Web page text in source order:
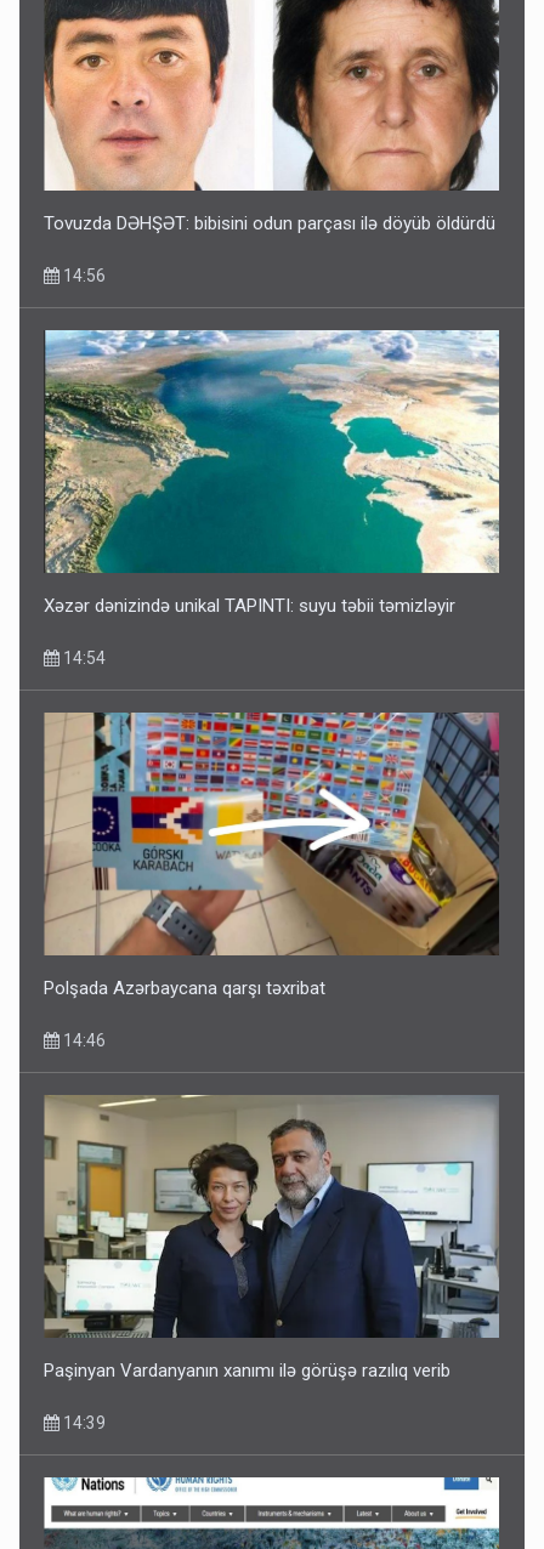
Tovuzda DƏHŞƏT: bibisini odun parçası ilə döyüb öldürdü
14:56
Xəzər dənizində unikal TAPINTI: suyu təbii təmizləyir
14:54
Polşada Azərbaycana qarşı təxribat
14:46
Paşinyan Vardanyanın xanımı ilə görüşə razılıq verib
14:39